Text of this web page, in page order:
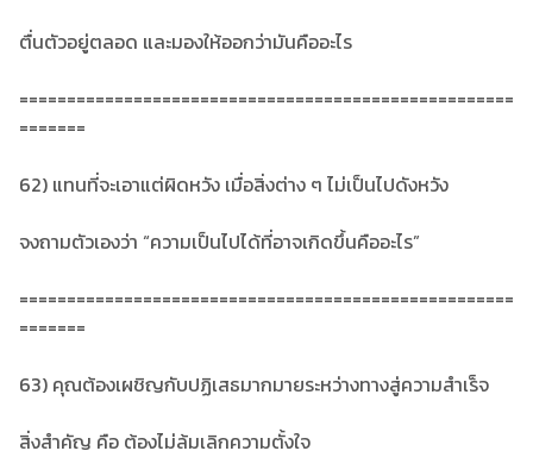
ตื่นตัวอยู่ตลอด และมองให้ออกว่ามันคืออะไร
====================================================
=======
62) แทนที่จะเอาแต่ผิดหวัง เมื่อสิ่งต่าง ๆ ไม่เป็นไปดังหวัง
จงถามตัวเองว่า “ความเป็นไปได้ที่อาจเกิดขึ้นคืออะไร”
====================================================
=======
63) คุณต้องเผชิญกับปฏิเสธมากมายระหว่างทางสู่ความสำเร็จ
สิ่งสำคัญ คือ ต้องไม่ล้มเลิกความตั้งใจ